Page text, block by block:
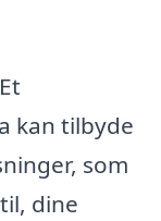
Et
kan tilbyde
som
dine